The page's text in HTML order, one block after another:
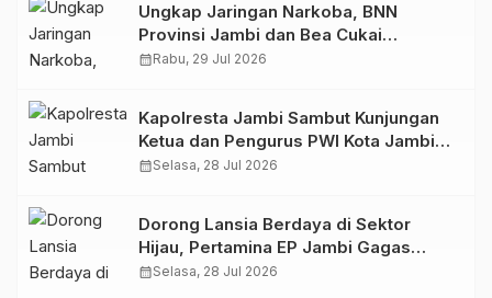
Ungkap Jaringan Narkoba, BNN
Provinsi Jambi dan Bea Cukai
Amankan Sembilan Pelaku beserta
calendar_monthRabu, 29 Jul 2026
Kapolresta Jambi Sambut Kunjungan
Ketua dan Pengurus PWI Kota Jambi
Perkuat Sinergi dan Kolaborasi
calendar_monthSelasa, 28 Jul 2026
Dorong Lansia Berdaya di Sektor
Hijau, Pertamina EP Jambi Gagas
Lansiapreneur Batik Eco-Print
calendar_monthSelasa, 28 Jul 2026